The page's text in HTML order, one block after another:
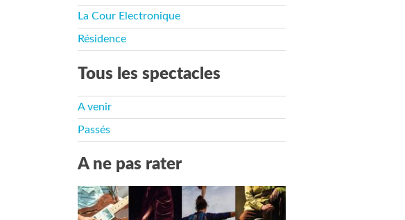
La Cour Electronique
Résidence
Tous les spectacles
A venir
Passés
A ne pas rater